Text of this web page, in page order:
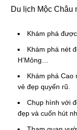
Du lịch Mộc Châu
Khám phá
Khám phá nét
H’Mông…
Khám phá Cao
vẻ đẹp quyến rũ.
Chụp hình với
đẹp và cuốn hút